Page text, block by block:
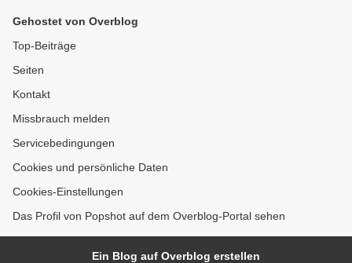
Gehostet von Overblog
Top-Beiträge
Seiten
Kontakt
Missbrauch melden
Servicebedingungen
Cookies und persönliche Daten
Cookies-Einstellungen
Das Profil von Popshot auf dem Overblog-Portal sehen
Ein Blog auf Overblog erstellen